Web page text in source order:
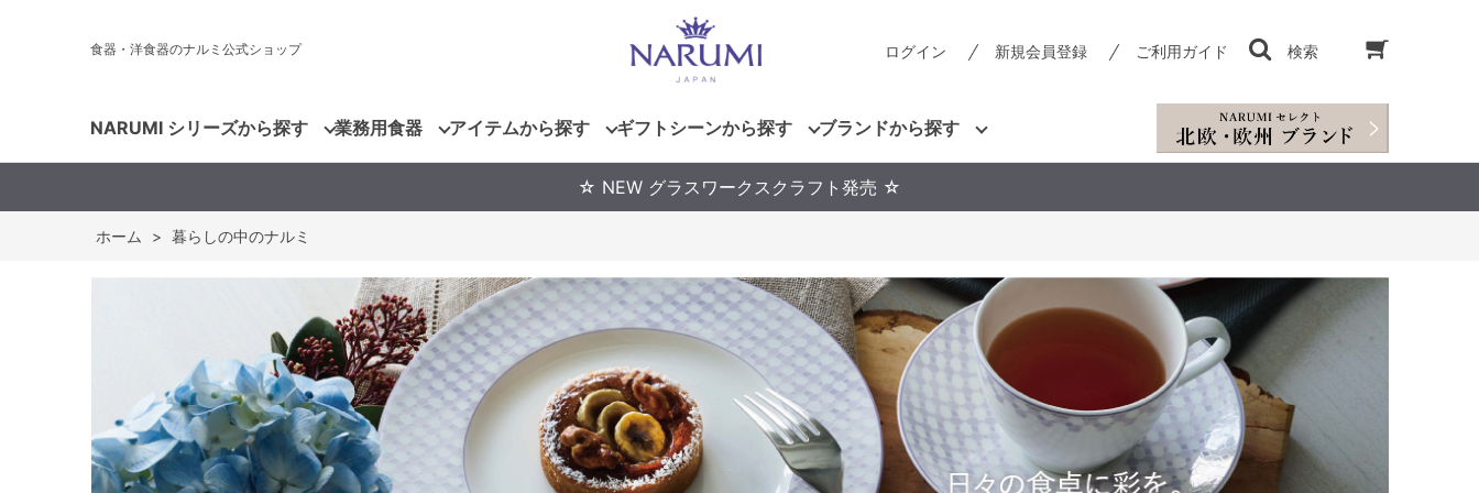
食器・洋食器のナルミ公式ショップ ログイン 新規会員登録 ご利用ガイド 検索
NARUMI シリーズから探す 業務用食器 アイテムから探す ギフトシーンから探す ブランドから探す
☆ NEW グラスワークスクラフト発売 ☆
ホーム > 暮らしの中のナルミ